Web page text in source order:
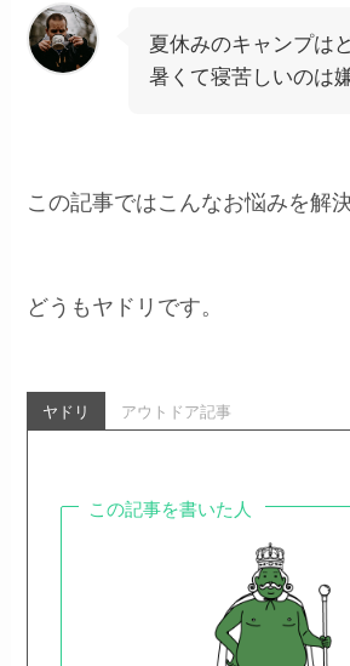
夏休みのキャンプは
暑くて寝苦しいのは
この記事ではこんなお悩みを解
どうもヤドリです。
ヤドリ アウトドア記事
この記事を書いた人